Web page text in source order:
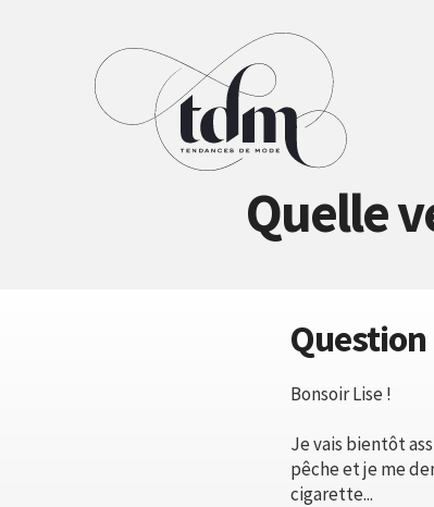
Quelle
Question
Bonsoir Lise !
Je vais bientôt
pêche et je me
cigarette...